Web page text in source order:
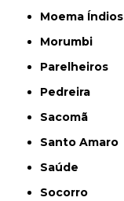
Moema Índios
Morumbi
Parelheiros
Pedreira
Sacomã
Santo Amaro
Saúde
Socorro